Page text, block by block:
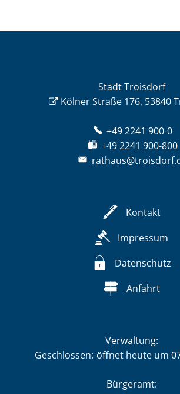
Stadt Troisdorf
Kölner Straße 176, 53840
+49 2241 900-0
+49 2241 900-800
Kontakt
Impressum
Datenschutz
Anfahrt
Verwaltung:
Klicken, um weitere Öffnungs-
Geschlossen: öffnet heute um
Bürgeramt: